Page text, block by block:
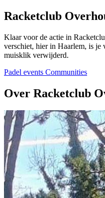
Racketclub
Klaar voor de actie in
verschiet, hier in Haarlem, is je
muisklik verwijderd.
Padel events Communities
Over Racketclub